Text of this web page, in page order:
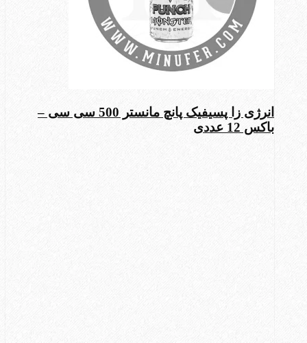
انرژی زا پسیفیک پانچ مانستر 500 سی سی –
باکس 12 عددی